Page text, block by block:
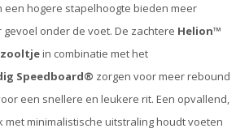
een hogere stapelhoogte bieden meer
onder de voet. De zachtere Helion™
in combinatie met het
Speedboard® zorgen voor meer rebound
een snellere en leukere rit. Een opvallend,
met minimalistische uitstraling houdt voeten